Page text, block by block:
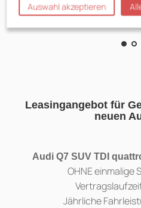
Leasingangebot für
neuen
Audi Q7 SUV TDI
OHNE einmalige
Jährliche
Auswahl akzeptieren